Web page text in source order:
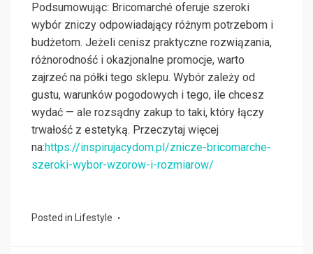
Podsumowując: Bricomarché oferuje szeroki
wybór zniczy odpowiadający różnym potrzebom i
budżetom. Jeżeli cenisz praktyczne rozwiązania,
różnorodność i okazjonalne promocje, warto
zajrzeć na półki tego sklepu. Wybór zależy od
gustu, warunków pogodowych i tego, ile chcesz
wydać — ale rozsądny zakup to taki, który łączy
trwałość z estetyką. Przeczytaj więcej
na:https://inspirujacydom.pl/znicze-bricomarche-
szeroki-wybor-wzorow-i-rozmiarow/
Posted in Lifestyle